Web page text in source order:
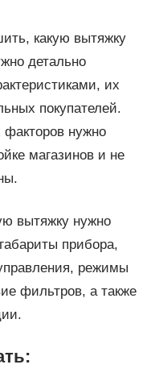
какую вытяжку
детально
их
покупателей.
нужно
магазинов и не
вытяжку нужно
прибора,
режимы
фильтров, а также